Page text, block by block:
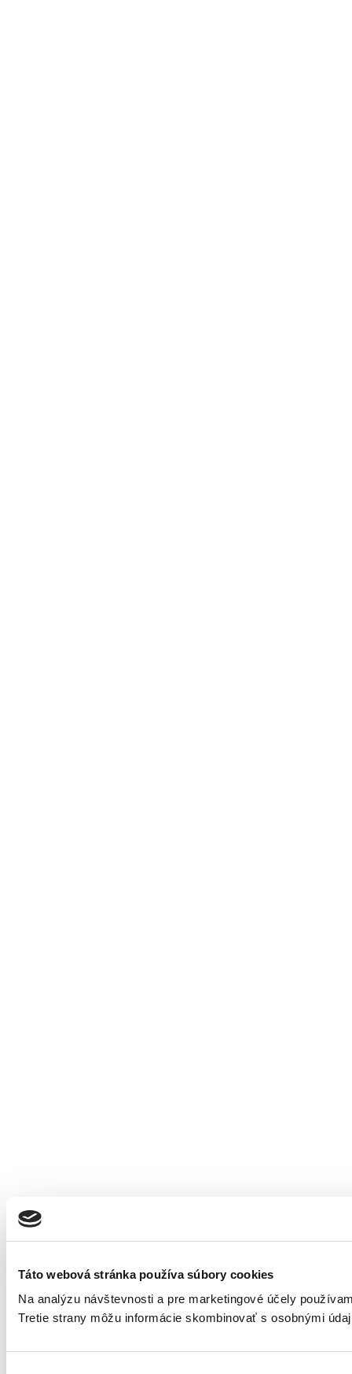
Táto webová stránka používa súbory cookies
Na analýzu návštevnosti a pre marketingové účely
Tretie strany môžu informácie skombinovať s osobnými